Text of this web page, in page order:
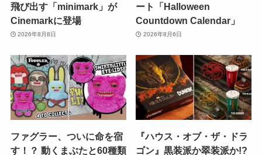
飛び出す「minimark」が
Cinemarkに登場
2026年8月8日
ート「Halloween
Countdown Calendar」
2026年8月6日
ファグラー、ついに命を宿
す！？ 動くまぶたと60種類
『ハウス・オブ・ザ・ドラ
ゴン』黒装派か翠装派か!?